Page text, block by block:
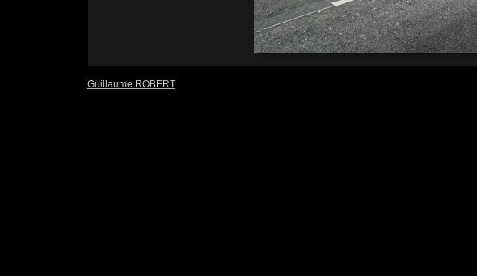
Guillaume ROBERT